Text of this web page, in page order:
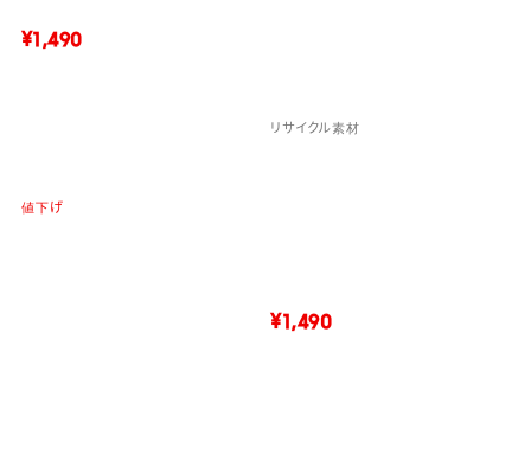
¥1,490
値下げ
リサイクル素材
¥1,490